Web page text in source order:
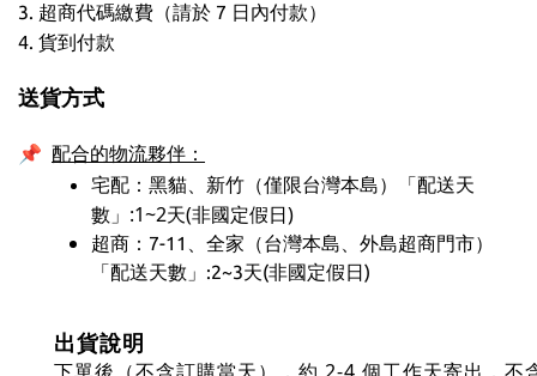
3. 超商代碼繳費（請於 7 日內付款）
4. 貨到付款
送貨方式
📌 配合的物流夥伴：
宅配：黑貓、新竹（僅限台灣本島）
「配送天
數」:1~2天(非國定假日)
超商：7-11、全家（台灣本島、外島超商門市）
「配送天數」:2~3天(非國定假日)
出貨說明